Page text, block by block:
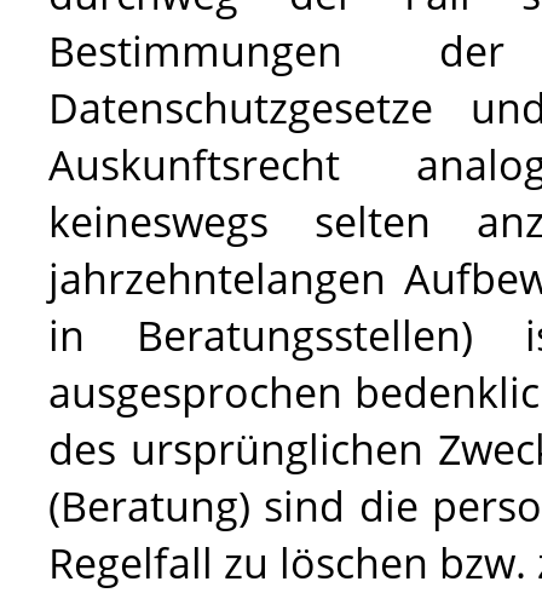
Bestimmungen
Datenschutzgesetze
Auskunftsrecht
keineswegs selten
jahrzehntelangen
in Beratungsstellen)
ausgesprochen
des ursprünglichen
(Beratung) sind die
Regelfall zu löschen